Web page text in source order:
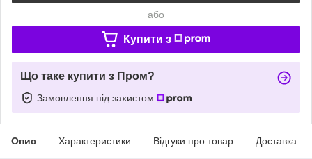
або
Купити з
Що таке купити з Пром?
Замовлення під захистом
Опис Характеристики Відгуки про товар Доставка